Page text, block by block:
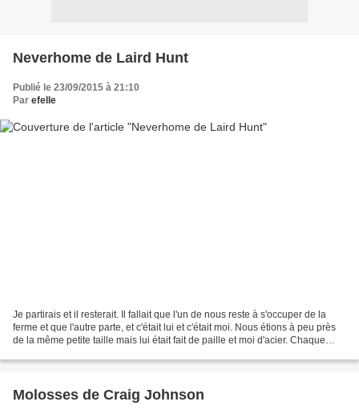
Neverhome de Laird Hunt
Publié le 23/09/2015 à 21:10
Par efelle
Je partirais et il resterait. Il fallait que l'un de nous reste à s'occuper de la
ferme et que l'autre parte, et c'était lui et c'était moi. Nous étions à peu près
de la même petite taille mais lui était fait de paille et moi d'acier. Chaque
Molosses de Craig Johnson